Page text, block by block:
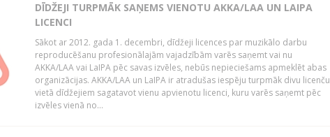
DĪDŽEJI TURPMĀK SAŅEMS VIENOTU AKKA/LAA UN LAIPA
LICENCI
Sākot ar 2012. gada 1. decembri, dīdžeji licences par muzikālo darbu
reproducēšanu profesionālajām vajadzībām varēs saņemt vai nu
AKKA/LAA vai LaIPA pēc savas izvēles, nebūs nepieciešams apmeklēt abas
organizācijas. AKKA/LAA un LaIPA ir atradušas iespēju turpmāk divu licenču
vietā dīdžejiem sagatavot vienu apvienotu licenci, kuru varēs saņemt pēc
izvēles vienā no...